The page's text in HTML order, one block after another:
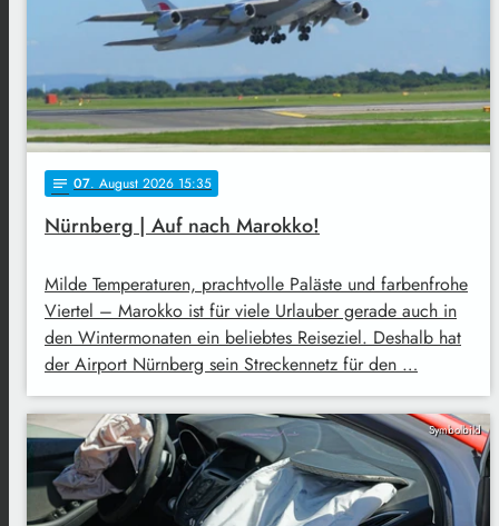
notes 07. August 2026 15:35
Nürnberg | Auf nach Marokko!
Milde Temperaturen, prachtvolle Paläste und farbenfrohe
Viertel – Marokko ist für viele Urlauber gerade auch in
den Wintermonaten ein beliebtes Reiseziel. Deshalb hat
der Airport Nürnberg sein Streckennetz für den …
Symbolbild